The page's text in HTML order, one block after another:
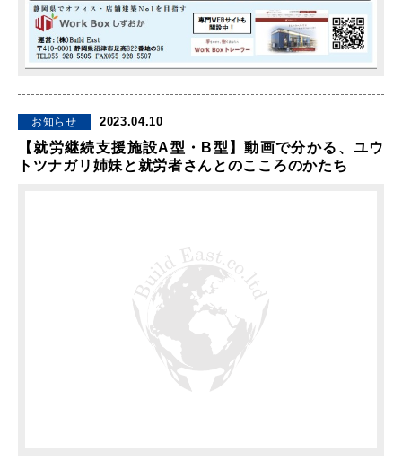
お知らせ 2023.04.10
【就労継続支援施設A型・B型】動画で分かる、ユウ
トツナガリ姉妹と就労者さんとのこころのかたち